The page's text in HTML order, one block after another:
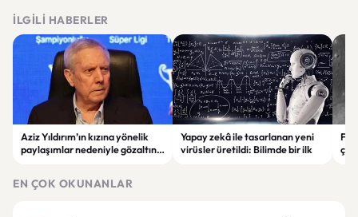
İLGILI HABERLER
Aziz Yıldırım’ın kızına yönelik
paylaşımlar nedeniyle gözaltına
Yapay zekâ ile tasarlanan yeni
virüsler üretildi: Bilimde bir ilk
EN ÇOK OKUNANLAR